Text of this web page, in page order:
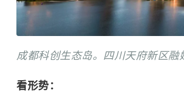
成都科创生态岛。四川天府新区融
看形势：